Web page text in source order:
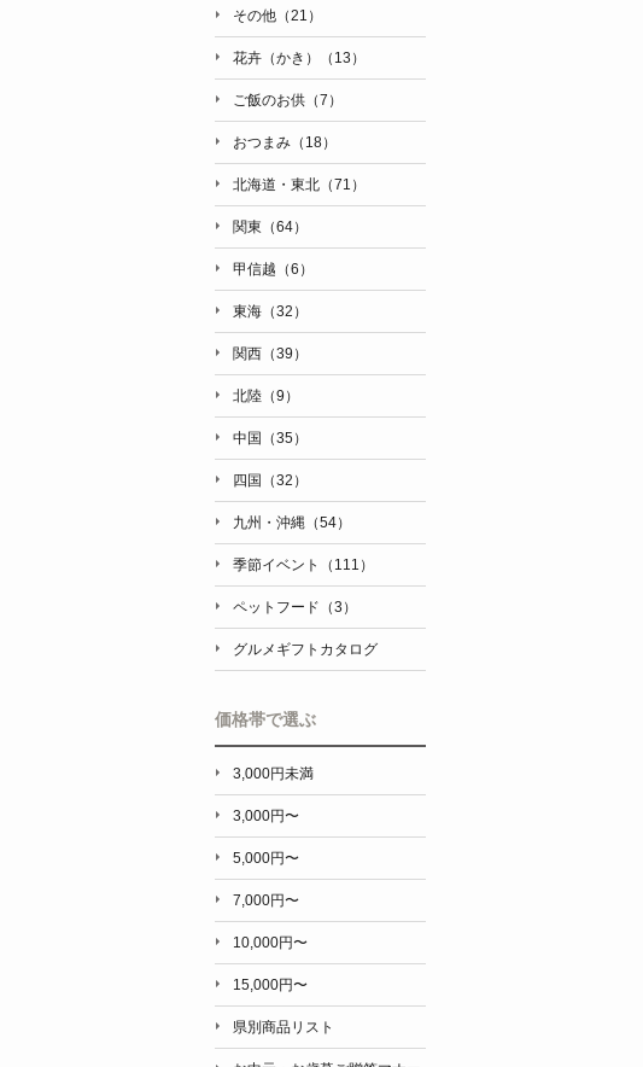
その他（21）
花卉（かき）（13）
ご飯のお供（7）
おつまみ（18）
北海道・東北（71）
関東（64）
甲信越（6）
東海（32）
関西（39）
北陸（9）
中国（35）
四国（32）
九州・沖縄（54）
季節イベント（111）
ペットフード（3）
グルメギフトカタログ
価格帯で選ぶ
3,000円未満
3,000円〜
5,000円〜
7,000円〜
10,000円〜
15,000円〜
県別商品リスト